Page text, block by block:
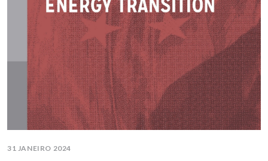
31 JANEIRO 2024